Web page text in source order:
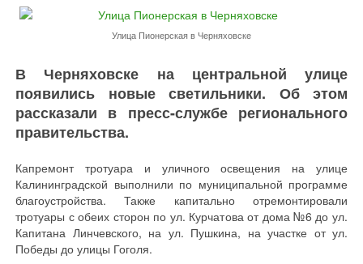
Улица Пионерская в Черняховске
В Черняховске на центральной улице
появились новые светильники. Об этом
рассказали в пресс-службе регионального
правительства.
Капремонт тротуара и уличного освещения на улице
Калининградской выполнили по муниципальной программе
благоустройства. Также капитально отремонтировали
тротуары с обеих сторон по ул. Курчатова от дома №6 до ул.
Капитана Линчевского, на ул. Пушкина, на участке от ул.
Победы до улицы Гоголя.